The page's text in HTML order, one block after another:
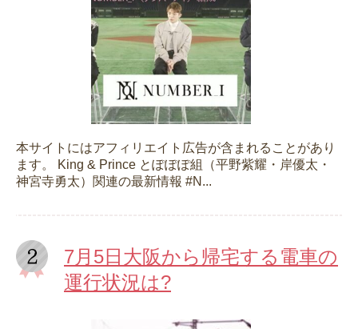
本サイトにはアフィリエイト広告が含まれることがあり
ます。 King & Prince とぽぽぽ組（平野紫耀・岸優太・
神宮寺勇太）関連の最新情報 #N...
7月5日大阪から帰宅する電車の
運行状況は?